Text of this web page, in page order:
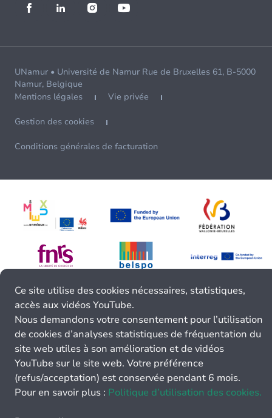
UNamur • Université de Namur Rue de Bruxelles 61, B-5000
Namur, Belgique
Mentions légales
Vie privée
Gestion des cookies
Conditions générales de facturation
Ce site utilise des cookies nécessaires, statistiques,
accès aux vidéos YouTube.
Nous demandons votre consentement pour l’utilisation
de cookies d’analyses statistiques de fréquentation du
site web utiles à son amélioration et de vidéos
YouTube sur le site web. Votre préférence
(refus/acceptation) est conservée pendant 6 mois.
Pour en savoir plus : Politique d’utilisation des cookies.